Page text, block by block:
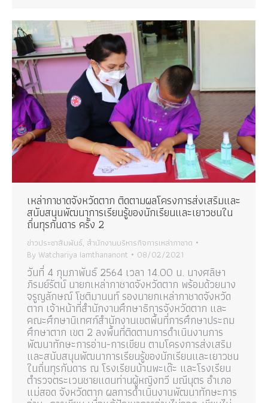
เหล่ากาชาดจังหวัดตาก ติดตามผลโครงการส่งเสริมและ
สนับสนุนพัฒนาการเรียนรู้ของนักเรียนและเยาวชนใน
ถิ่นทุรกันดาร ครั้ง 2
ข่าวประชาสัมพันธ์, สำนักงานบริหารกิจการเหล่ากาชาด
By Watchariya Iamthananont 08/02/2021
วันที่ 4 กุมภาพันธ์ 2564 เวลา 14.00 น. นางศลิษา
ภิรมย์รัตน์ นายกเหล่ากาชาดจังหวัดตาก พร้อมด้วยนาง
จรูญลักษณ์ โชติมานนท์ รองนายกเหล่ากาชาดจังหวัด
ตาก เจ้าหน้าที่สำนักงานศึกษาธิการจังหวัดตาก และ
คณะศึกษานิเทศก์สำนักงานเขตพื้นที่การศึกษาประถม
ศึกษาตาก เขต 2 ลงพื้นที่ติดตามการดำเนินงานการ
พัฒนาทักษะการอ่าน-การเขียน ตามโครงการส่งเสริม
และสนับสนุนพัฒนาการเรียนรู้ของนักเรียนและเยาวชน
ในถิ่นทุรกันดาร ณ โรงเรียนบ้านพะเด๊ะ และโรงเรียน
ตำรวจตระเวนชายแดนท่านผู้หญิงทวี มณีนุตร อำเภอ
แม่สอด จังหวัดตาก ผลการดำเนินงานพัฒนาทักษะการ